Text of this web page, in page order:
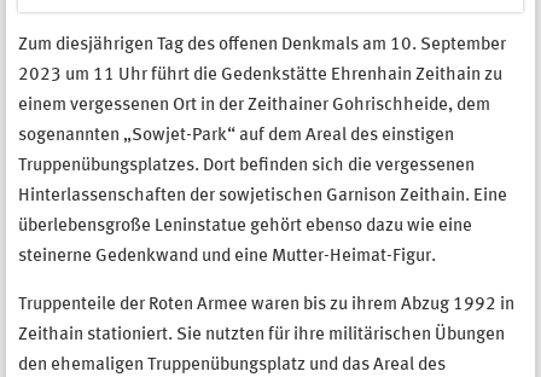
Zum diesjährigen Tag des offenen Denkmals am 10. September
2023 um 11 Uhr führt die Gedenkstätte Ehrenhain Zeithain zu
einem vergessenen Ort in der Zeithainer Gohrischheide, dem
sogenannten „Sowjet-Park“ auf dem Areal des einstigen
Truppenübungsplatzes. Dort befinden sich die vergessenen
Hinterlassenschaften der sowjetischen Garnison Zeithain. Eine
überlebensgroße Leninstatue gehört ebenso dazu wie eine
steinerne Gedenkwand und eine Mutter-Heimat-Figur.
Truppenteile der Roten Armee waren bis zu ihrem Abzug 1992 in
Zeithain stationiert. Sie nutzten für ihre militärischen Übungen
den ehemaligen Truppenübungsplatz und das Areal des